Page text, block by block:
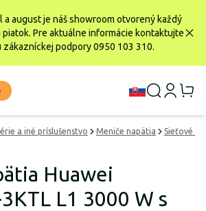
a august je náš showroom otvorený každý
Pre aktuálne informácie kontaktujte
zákazníckej podpory 0950 103 310.
a iné príslušenstvo Meniče napätia Sieťové
Huawei
L1 3000 W s